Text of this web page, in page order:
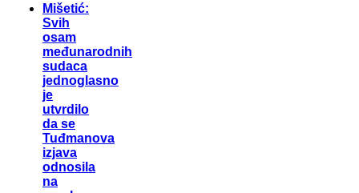
Mišetić:
Svih
osam
međunarodnih
sudaca
jednoglasno
je
utvrdilo
da se
Tuđmanova
izjava
odnosila
na